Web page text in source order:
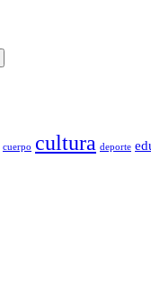
cuerpo cultura deporte